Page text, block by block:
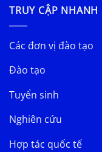
TRUY CẬP NHANH
Các đơn vị đào tạo
Đào tạo
Tuyển sinh
Nghiên cứu
Hợp tác quốc tế